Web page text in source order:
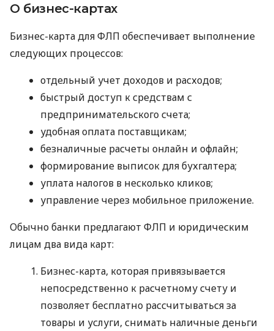
О бизнес-картах
Бизнес-карта для ФЛП обеспечивает выполнение
следующих процессов:
отдельный учет доходов и расходов;
быстрый доступ к средствам с
предпринимательского счета;
удобная оплата поставщикам;
безналичные расчеты онлайн и офлайн;
формирование выписок для бухгалтера;
уплата налогов в несколько кликов;
управление через мобильное приложение.
Обычно банки предлагают ФЛП и юридическим
лицам два вида карт:
Бизнес-карта, которая привязывается
непосредственно к расчетному счету и
позволяет бесплатно рассчитываться за
товары и услуги, снимать наличные деньги